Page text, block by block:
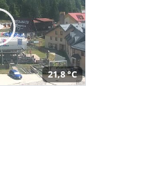
21,8 °C